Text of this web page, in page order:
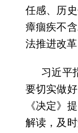
任感、历
瘴痼疾不
法推进改
习近平
要切实做
《决定》
解读，及